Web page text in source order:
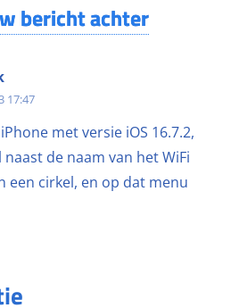
bericht achter
17:47
met versie iOS 16.7.2,
de naam van het WiFi
een cirkel, en op dat menu